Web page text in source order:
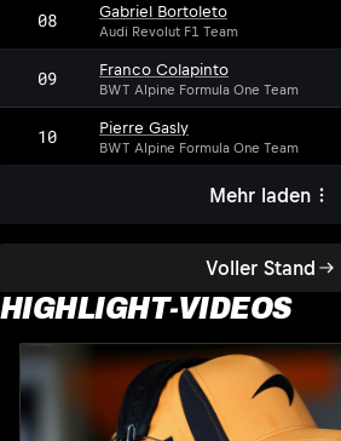
Voller Stand
08 Gabriel Bortoleto
Audi Revolut F1 Team
09 Franco Colapinto
BWT Alpine Formula One Team
10 Pierre Gasly
BWT Alpine Formula One Team
Mehr laden
HIGHLIGHT-VIDEOS